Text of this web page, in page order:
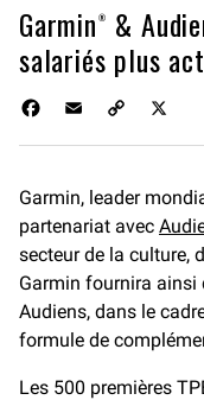
Garmin® &
salariés plus
b
o
o
L
i
n
k
Garmin, leader
partenariat avec
secteur de la culture,
Garmin fournira ainsi
Audiens, dans le
formule de
Les 500 premières